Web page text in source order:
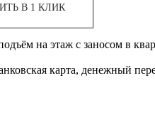
В 1 КЛИК
на этаж с заносом в
карта, денежный